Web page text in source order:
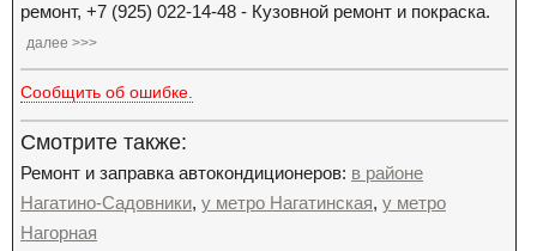
ремонт, +7 (925) 022-14-48 - Кузовной ремонт и покраска.
далее >>>
Сообщить об ошибке.
Смотрите также:
Ремонт и заправка автокондиционеров: в районе
Нагатино-Садовники, у метро Нагатинская, у метро
Нагорная